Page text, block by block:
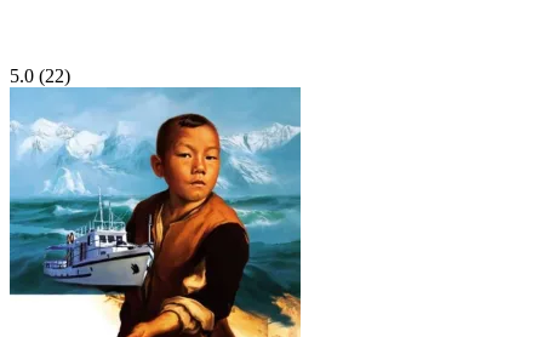
5.0 (22)